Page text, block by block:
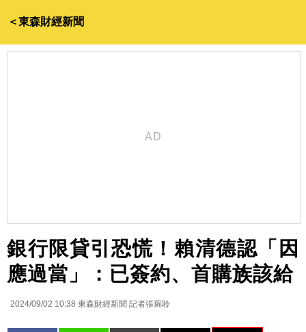
＜東森財經新聞
銀行限貸引恐慌！賴清德認「因
應過當」：已簽約、首購族該給
2024/09/02 10:38 東森財經新聞 記者張琬聆